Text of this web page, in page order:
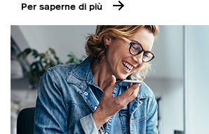
Per saperne di più